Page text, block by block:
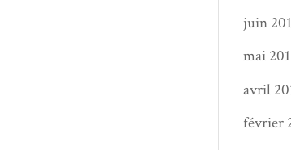
juin
mai
avril
février